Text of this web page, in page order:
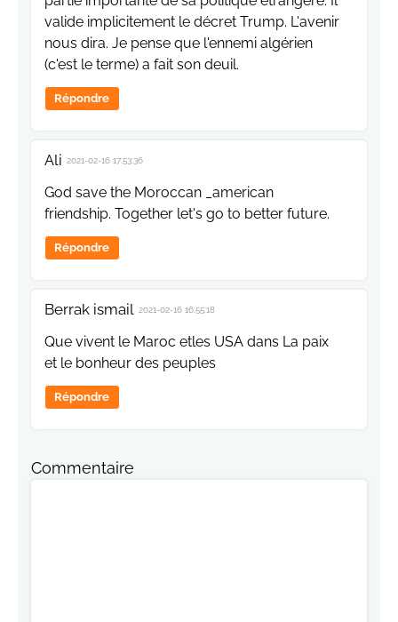
valide implicitement le décret Trump. L'avenir
nous dira. Je pense que l'ennemi algérien
(c'est le terme) a fait son deuil.
Répondre
Ali 2021-02-16 17:53:36
God save the Moroccan _american
friendship. Together let's go to better future.
Répondre
Berrak ismail 2021-02-16 16:55:18
Que vivent le Maroc etles USA dans La paix
et le bonheur des peuples
Répondre
Commentaire